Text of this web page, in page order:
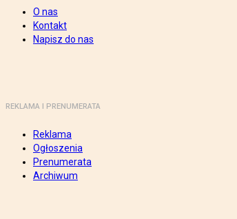
O nas
Kontakt
Napisz do nas
REKLAMA I PRENUMERATA
Reklama
Ogłoszenia
Prenumerata
Archiwum